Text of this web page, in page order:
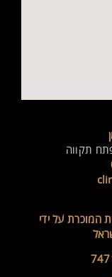
המוכרת על ידי